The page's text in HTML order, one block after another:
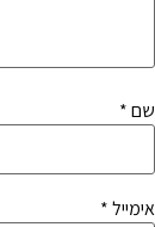
שם*
אימייל*